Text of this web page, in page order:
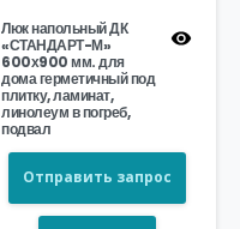
Люк напольный ДК
«СТАНДАРТ-М»
600х900 мм. для
дома герметичный под
плитку, ламинат,
линолеум в погреб,
подвал
Отправить запрос